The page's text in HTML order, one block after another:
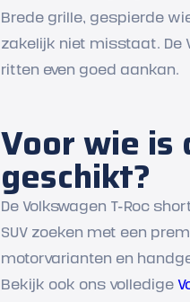
Brede grille, gespierde
zakelijk niet misstaat. De
ritten even goed aankan.
Voor wie is
geschikt?
De Volkswagen T-Roc
SUV zoeken met een
motorvarianten en
Bekijk ook ons volledige